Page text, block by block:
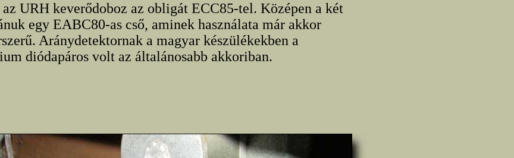
URH keverődoboz az obligát ECC85-tel. Középen a két
egy EABC80-as cső, aminek használata már akkor
Aránydetektornak a magyar készülékekben a
diódapáros volt az általánosabb akkoriban.